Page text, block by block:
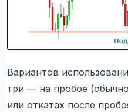
Вариантов
три — на пробое
или откатах после